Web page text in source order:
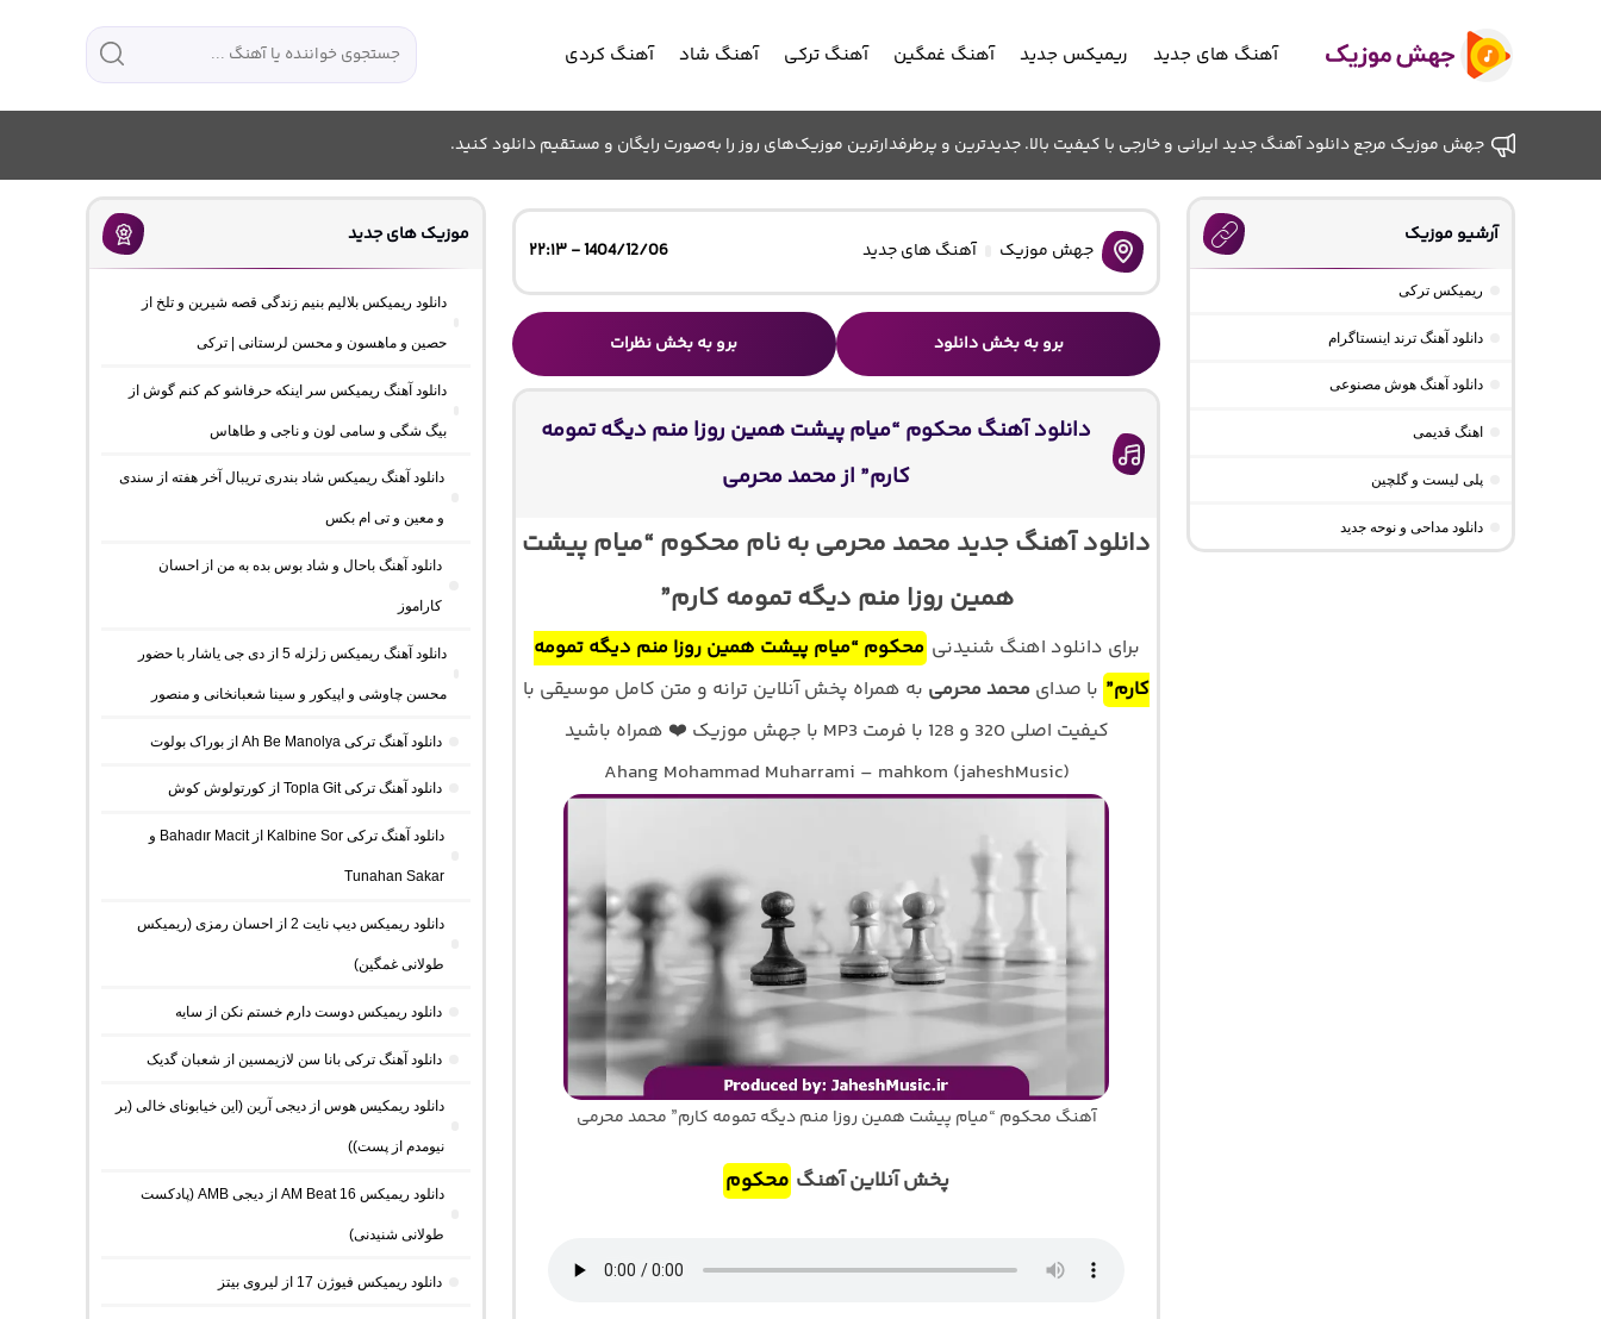
آهنگ های جدید ریمیکس جدید آهنگ غمگین آهنگ ترکی آهنگ شاد آهنگ کردی
جهش موزیک مرجع دانلود آهنگ جدید ایرانی و خارجی با کیفیت بالا. جدیدترین و پرطرفدارترین موزیک‌های روز را به‌صورت رایگان و مستقیم دانلود کنید.
جهش موزیک آهنگ های جدید 1404/12/06 - ۲۲:۱۳
برو به بخش دانلود برو به بخش نظرات
دانلود آهنگ محکوم “میام پیشت همین روزا منم دیگه تمومه
کارم” از محمد محرمی
دانلود آهنگ جدید محمد محرمی به نام محکوم “میام پیشت
همین روزا منم دیگه تمومه کارم”
برای دانلود اهنگ شنیدنی محکوم “میام پیشت همین روزا منم دیگه تمومه
کارم” با صدای محمد محرمی به همراه پخش آنلاین ترانه و متن کامل موسیقی با
کیفیت اصلی 320 و 128 با فرمت MP3 با جهش موزیک ❤️ همراه باشید
Ahang Mohammad Muharrami – mahkom (jaheshMusic)
آهنگ محکوم “میام پیشت همین روزا منم دیگه تمومه کارم” محمد محرمی
پخش آنلاین آهنگ محکوم
آرشیو موزیک
ریمیکس ترکی
دانلود آهنگ ترند اینستاگرام
دانلود آهنگ هوش مصنوعی
اهنگ قدیمی
پلی لیست و گلچین
دانلود مداحی و نوحه جدید
موزیک های جدید
دانلود ریمیکس بلالیم بنیم زندگی قصه شیرین و تلخ از
حصین و ماهسون و محسن لرستانی | ترکی
دانلود آهنگ ریمیکس سر اینکه حرفاشو کم کنم گوش از
بیگ شگی و سامی لون و ناجی و طاهاس
دانلود آهنگ ریمیکس شاد بندری تریبال آخر هفته از سندی
و معین و تی ام بکس
دانلود آهنگ باحال و شاد بوس بده به من از احسان
کاراموز
دانلود آهنگ ریمیکس زلزله 5 از دی جی یاشار با حضور
محسن چاوشی و اپیکور و سینا شعبانخانی و منصور
دانلود آهنگ ترکی Ah Be Manolya از بوراک بولوت
دانلود آهنگ ترکی Topla Git از کورتولوش کوش
دانلود آهنگ ترکی Kalbine Sor از Bahadır Macit و
Tunahan Sakar
دانلود ریمیکس دیپ نایت 2 از احسان رمزی (ریمیکس
طولانی غمگین)
دانلود ریمیکس دوست دارم خستم نکن از سایه
دانلود آهنگ ترکی بانا سن لازیمسین از شعبان گدیک
دانلود ریمکیس هوس از دیجی آرین (این خیابونای خالی (بر
نیومدم از پست))
دانلود ریمیکس AM Beat 16 از دیجی AMB (پادکست
طولانی شنیدنی)
دانلود ریمیکس فیوژن 17 از لیروی بیتز